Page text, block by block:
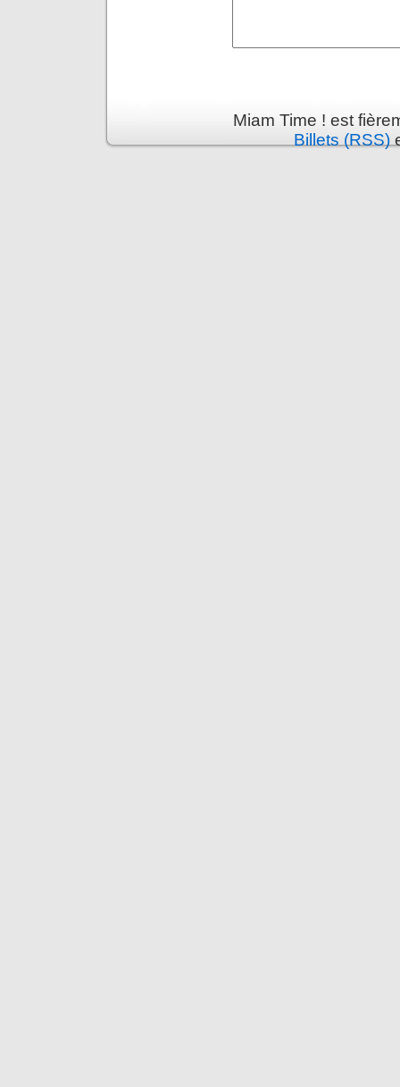
Miam Time ! est
Billets (RSS)